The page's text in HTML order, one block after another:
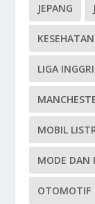
JEPANG
KESEHATAN
LIGA
MOBIL
MODE DAN
OTOMOTIF